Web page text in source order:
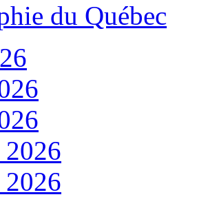
du Québec